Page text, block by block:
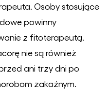
Osoby stosujące
powinny
z fitoterapeutą.
nie są również
ani trzy dni po
zakaźnym.